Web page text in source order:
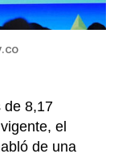
de 8,17
el
de una